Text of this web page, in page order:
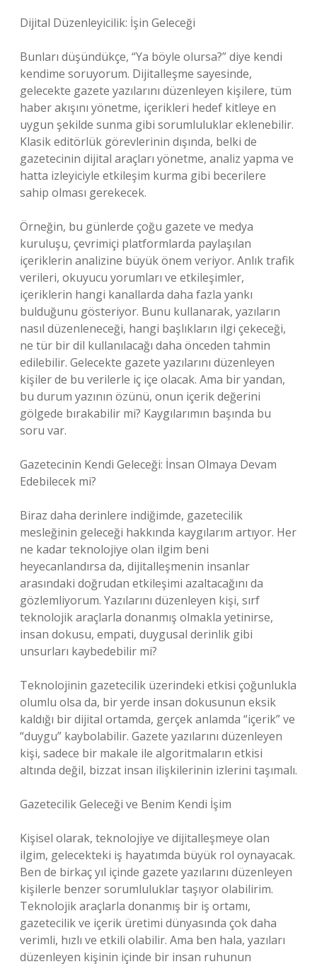
Dijital Düzenleyicilik: İşin Geleceği
Bunları düşündükçe, “Ya böyle olursa?” diye kendi
kendime soruyorum. Dijitalleşme sayesinde,
gelecekte gazete yazılarını düzenleyen kişilere, tüm
haber akışını yönetme, içerikleri hedef kitleye en
uygun şekilde sunma gibi sorumluluklar eklenebilir.
Klasik editörlük görevlerinin dışında, belki de
gazetecinin dijital araçları yönetme, analiz yapma ve
hatta izleyiciyle etkileşim kurma gibi becerilere
sahip olması gerekecek.
Örneğin, bu günlerde çoğu gazete ve medya
kuruluşu, çevrimiçi platformlarda paylaşılan
içeriklerin analizine büyük önem veriyor. Anlık trafik
verileri, okuyucu yorumları ve etkileşimler,
içeriklerin hangi kanallarda daha fazla yankı
bulduğunu gösteriyor. Bunu kullanarak, yazıların
nasıl düzenleneceği, hangi başlıkların ilgi çekeceği,
ne tür bir dil kullanılacağı daha önceden tahmin
edilebilir. Gelecekte gazete yazılarını düzenleyen
kişiler de bu verilerle iç içe olacak. Ama bir yandan,
bu durum yazının özünü, onun içerik değerini
gölgede bırakabilir mi? Kaygılarımın başında bu
soru var.
Gazetecinin Kendi Geleceği: İnsan Olmaya Devam
Edebilecek mi?
Biraz daha derinlere indiğimde, gazetecilik
mesleğinin geleceği hakkında kaygılarım artıyor. Her
ne kadar teknolojiye olan ilgim beni
heyecanlandırsa da, dijitalleşmenin insanlar
arasındaki doğrudan etkileşimi azaltacağını da
gözlemliyorum. Yazılarını düzenleyen kişi, sırf
teknolojik araçlarla donanmış olmakla yetinirse,
insan dokusu, empati, duygusal derinlik gibi
unsurları kaybedebilir mi?
Teknolojinin gazetecilik üzerindeki etkisi çoğunlukla
olumlu olsa da, bir yerde insan dokusunun eksik
kaldığı bir dijital ortamda, gerçek anlamda “içerik” ve
“duygu” kaybolabilir. Gazete yazılarını düzenleyen
kişi, sadece bir makale ile algoritmaların etkisi
altında değil, bizzat insan ilişkilerinin izlerini taşımalı.
Gazetecilik Geleceği ve Benim Kendi İşim
Kişisel olarak, teknolojiye ve dijitalleşmeye olan
ilgim, gelecekteki iş hayatımda büyük rol oynayacak.
Ben de birkaç yıl içinde gazete yazılarını düzenleyen
kişilerle benzer sorumluluklar taşıyor olabilirim.
Teknolojik araçlarla donanmış bir iş ortamı,
gazetecilik ve içerik üretimi dünyasında çok daha
verimli, hızlı ve etkili olabilir. Ama ben hala, yazıları
düzenleyen kişinin içinde bir insan ruhunun